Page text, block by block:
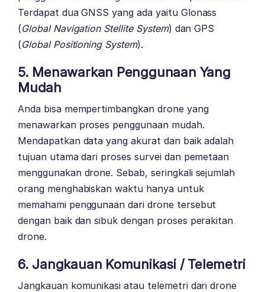
Terdapat dua GNSS yang ada yaitu Glonass
(Global Navigation Stellite System) dan GPS
(Global Positioning System).
5. Menawarkan Penggunaan Yang
Mudah
Anda bisa mempertimbangkan drone yang
menawarkan proses penggunaan mudah.
Mendapatkan data yang akurat dan baik adalah
tujuan utama dari proses survei dan pemetaan
menggunakan drone. Sebab, seringkali sejumlah
orang menghabiskan waktu hanya untuk
memahami penggunaan dari drone tersebut
dengan baik dan sibuk dengan proses perakitan
drone.
6. Jangkauan Komunikasi / Telemetri
Jangkauan komunikasi atau telemetri dari drone